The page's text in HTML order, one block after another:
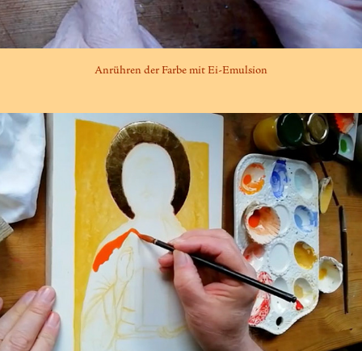
Anrühren der Farbe mit Ei-Emulsion